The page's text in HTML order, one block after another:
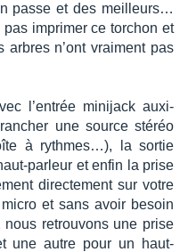
passe et des meilleurs…
impri­mer ce torchon et
n’ont vrai­ment pas
l’en­trée minijack auxi­
une source stéréo
à ryth­mes…), la sortie
parleur et enfin la prise
direc­te­ment sur votre
et sans avoir besoin
retrou­vons une prise
une autre pour un haut-